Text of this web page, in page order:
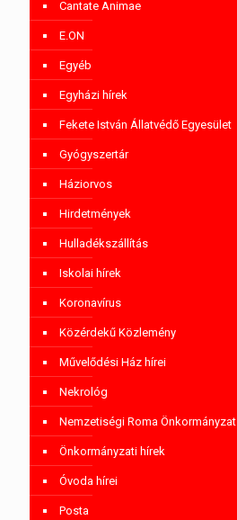
Cantate Animae
E.ON
Egyéb
Egyházi hírek
Fekete István Állatvédő Egyesület
Gyógyszertár
Háziorvos
Hirdetmények
Hulladékszállítás
Iskolai hírek
Koronavírus
Közérdekű Közlemény
Művelődési Ház hírei
Nekrológ
Nemzetiségi Roma Önkormányzat
Önkormányzati hírek
Óvoda hírei
Posta